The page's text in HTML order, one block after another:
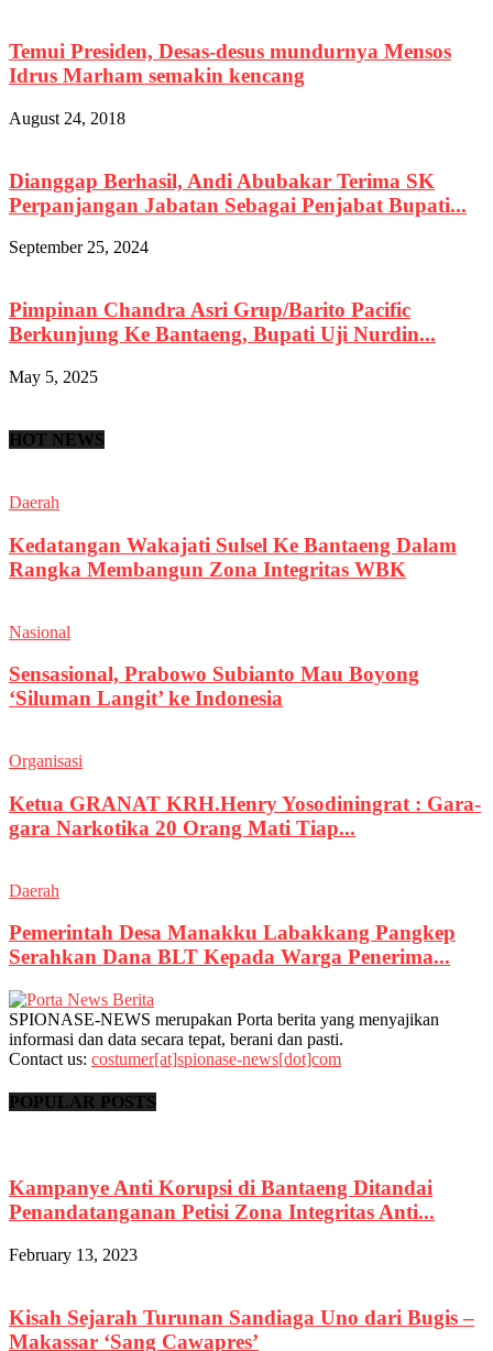
Temui Presiden, Desas-desus mundurnya Mensos
Idrus Marham semakin kencang
August 24, 2018
Dianggap Berhasil, Andi Abubakar Terima SK
Perpanjangan Jabatan Sebagai Penjabat Bupati...
September 25, 2024
Pimpinan Chandra Asri Grup/Barito Pacific
Berkunjung Ke Bantaeng, Bupati Uji Nurdin...
May 5, 2025
HOT NEWS
Daerah
Kedatangan Wakajati Sulsel Ke Bantaeng Dalam
Rangka Membangun Zona Integritas WBK
Nasional
Sensasional, Prabowo Subianto Mau Boyong
‘Siluman Langit’ ke Indonesia
Organisasi
Ketua GRANAT KRH.Henry Yosodiningrat : Gara-
gara Narkotika 20 Orang Mati Tiap...
Daerah
Pemerintah Desa Manakku Labakkang Pangkep
Serahkan Dana BLT Kepada Warga Penerima...
SPIONASE-NEWS merupakan Porta berita yang menyajikan
informasi dan data secara tepat, berani dan pasti.
Contact us: costumer[at]spionase-news[dot]com
POPULAR POSTS
Kampanye Anti Korupsi di Bantaeng Ditandai
Penandatanganan Petisi Zona Integritas Anti...
February 13, 2023
Kisah Sejarah Turunan Sandiaga Uno dari Bugis –
Makassar ‘Sang Cawapres’